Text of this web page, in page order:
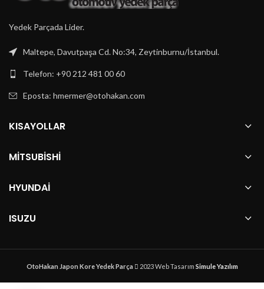
Yedek Parçada Lider.
Maltepe, Davutpaşa Cd. No:34, Zeytinburnu/İstanbul.
Telefon: +90 212 481 00 60
Eposta: hmermer@otohakan.com
KISAYOLLAR
MITSUBISHI
HYUNDAI
ISUZU
OtoHakan Japon Kore Yedek Parça 2023 Web Tasarım Simule Yazılım